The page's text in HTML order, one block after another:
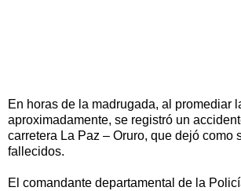
En horas de la madrugada, al promediar
aproximadamente, se registró un
carretera La Paz – Oruro, que dejó como
fallecidos.
El comandante departamental de la